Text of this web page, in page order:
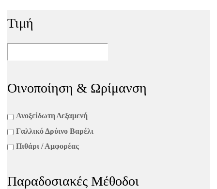
Τιμή
Οινοποίηση & Ωρίμανση
Ανοξείδωτη Δεξαμενή
Γαλλικό Δρύινο Βαρέλι
Πιθάρι / Αμφορέας
Παραδοσιακές Μέθοδοι